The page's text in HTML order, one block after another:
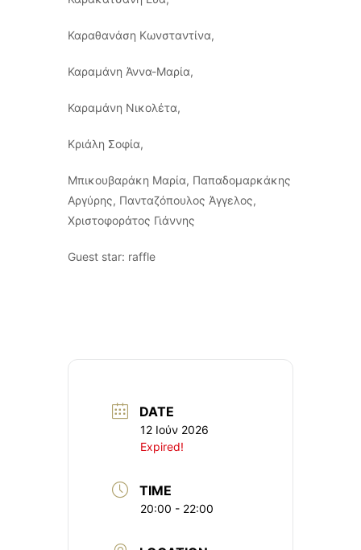
Καραθανάση Κωνσταντίνα,
Καραμάνη Άννα-Μαρία,
Καραμάνη Νικολέτα,
Κριάλη Σοφία,
Μπικουβαράκη Μαρία, Παπαδομαρκάκης
Αργύρης, Πανταζόπουλος Άγγελος,
Χριστοφοράτος Γιάννης
Guest star: raffle
DATE
12 Ιούν 2026
Expired!
TIME
20:00 - 22:00